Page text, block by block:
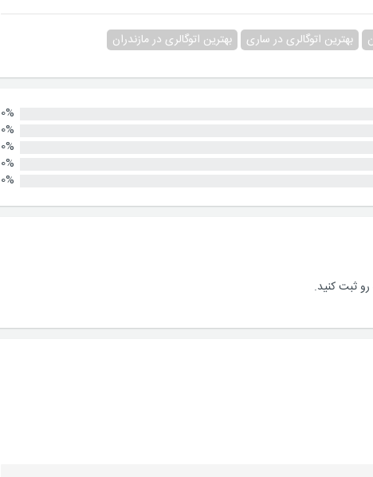
بهترین اتوگالری در ساری بهترین اتوگالری در مازندران
0%
0%
0%
0%
0%
ثبت کنید.